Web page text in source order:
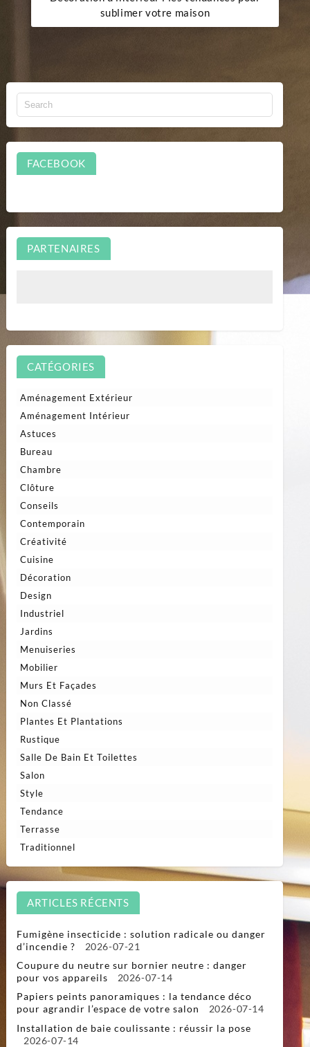
sublimer votre maison
FACEBOOK
PARTENAIRES
CATÉGORIES
Aménagement Extérieur
Aménagement Intérieur
Astuces
Bureau
Chambre
Clôture
Conseils
Contemporain
Créativité
Cuisine
Décoration
Design
Industriel
Jardins
Menuiseries
Mobilier
Murs Et Façades
Non Classé
Plantes Et Plantations
Rustique
Salle De Bain Et Toilettes
Salon
Style
Tendance
Terrasse
Traditionnel
ARTICLES RÉCENTS
Fumigène insecticide : solution radicale ou danger
d’incendie ?
2026-07-21
Coupure du neutre sur bornier neutre : danger
pour vos appareils
2026-07-14
Papiers peints panoramiques : la tendance déco
pour agrandir l’espace de votre salon
2026-07-14
Installation de baie coulissante : réussir la pose
2026-07-14